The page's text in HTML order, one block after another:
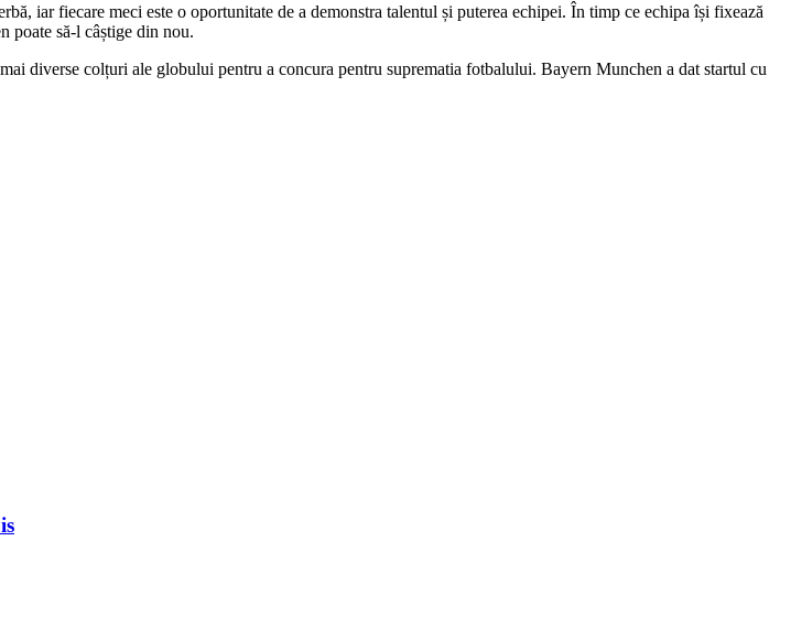
iar fiecare meci este o oportunitate de a demonstra talentul și puterea echipei. În timp ce echipa își fixează
poate să-l câștige din nou.
diverse colțuri ale globului pentru a concura pentru suprematia fotbalului. Bayern Munchen a dat startul cu